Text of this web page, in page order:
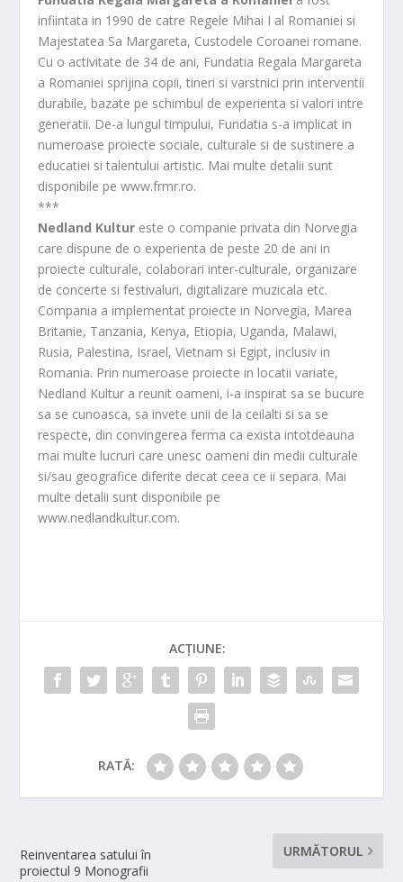
infiintata in 1990 de catre Regele Mihai I al Romaniei si
Majestatea Sa Margareta, Custodele Coroanei romane.
Cu o activitate de 34 de ani, Fundatia Regala Margareta
a Romaniei sprijina copii, tineri si varstnici prin interventii
durabile, bazate pe schimbul de experienta si valori intre
generatii. De-a lungul timpului, Fundatia s-a implicat in
numeroase proiecte sociale, culturale si de sustinere a
educatiei si talentului artistic. Mai multe detalii sunt
disponibile pe www.frmr.ro.
***
Nedland Kultur este o companie privata din Norvegia
care dispune de o experienta de peste 20 de ani in
proiecte culturale, colaborari inter-culturale, organizare
de concerte si festivaluri, digitalizare muzicala etc.
Compania a implementat proiecte in Norvegia, Marea
Britanie, Tanzania, Kenya, Etiopia, Uganda, Malawi,
Rusia, Palestina, Israel, Vietnam si Egipt, inclusiv in
Romania. Prin numeroase proiecte in locatii variate,
Nedland Kultur a reunit oameni, i-a inspirat sa se bucure
sa se cunoasca, sa invete unii de la ceilalti si sa se
respecte, din convingerea ferma ca exista intotdeauna
mai multe lucruri care unesc oameni din medii culturale
si/sau geografice diferite decat ceea ce ii separa. Mai
multe detalii sunt disponibile pe
www.nedlandkultur.com.
ACȚIUNE:
RATĂ:
Reinventarea satului în
proiectul 9 Monografii
URMĂTORUL